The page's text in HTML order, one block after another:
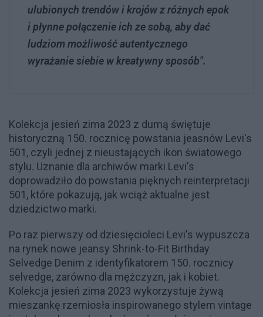
ulubionych trendów i krojów z różnych epok
i płynne połączenie ich ze sobą, aby dać
ludziom możliwość autentycznego
wyrażanie siebie w kreatywny sposób".
Kolekcja jesień zima 2023 z dumą świętuje
historyczną 150. rocznicę powstania jeasnów Levi's
501, czyli jednej z nieustających ikon światowego
stylu. Uznanie dla archiwów marki Levi's
doprowadziło do powstania pięknych reinterpretacji
501, które pokazują, jak wciąż aktualne jest
dziedzictwo marki.
Po raz pierwszy od dziesięcioleci Levi's wypuszcza
na rynek nowe jeansy Shrink-to-Fit Birthday
Selvedge Denim z identyfikatorem 150. rocznicy
selvedge, zarówno dla mężczyzn, jak i kobiet.
Kolekcja jesień zima 2023 wykorzystuje żywą
mieszankę rzemiosła inspirowanego stylem vintage